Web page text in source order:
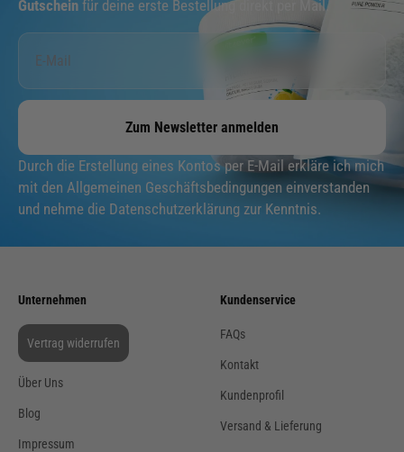
Gutschein für deine erste Bestellung direkt per Mail.
Zum Newsletter anmelden
Durch die Erstellung eines Kontos per E-Mail erkläre ich mich
mit den Allgemeinen Geschäftsbedingungen einverstanden
und nehme die Datenschutzerklärung zur Kenntnis.
Unternehmen
Vertrag widerrufen
Über Uns
Blog
Impressum
Kundenservice
FAQs
Kontakt
Kundenprofil
Versand & Lieferung